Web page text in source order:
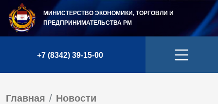
МИНИСТЕРСТВО ЭКОНОМИКИ, ТОРГОВЛИ И
ПРЕДПРИНИМАТЕЛЬСТВА РМ
+7 (8342) 39-15-00
Главная Новости